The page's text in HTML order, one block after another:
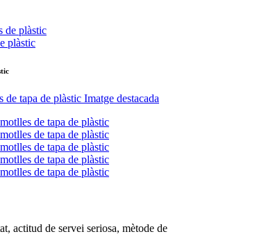
plàstic
actitud de servei seriosa, mètode de